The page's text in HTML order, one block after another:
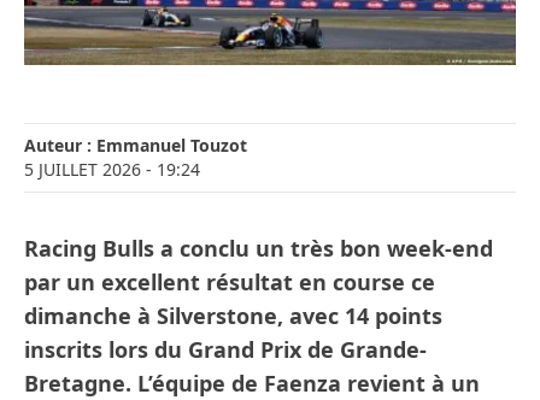
Auteur : Emmanuel Touzot
5 JUILLET 2026 - 19:24
Racing Bulls a conclu un très bon week-end
par un excellent résultat en course ce
dimanche à Silverstone, avec 14 points
inscrits lors du Grand Prix de Grande-
Bretagne. L’équipe de Faenza revient à un